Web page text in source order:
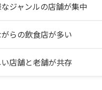
ジャンルの店舗が集中
らの飲食店が多い
店舗と老舗が共存